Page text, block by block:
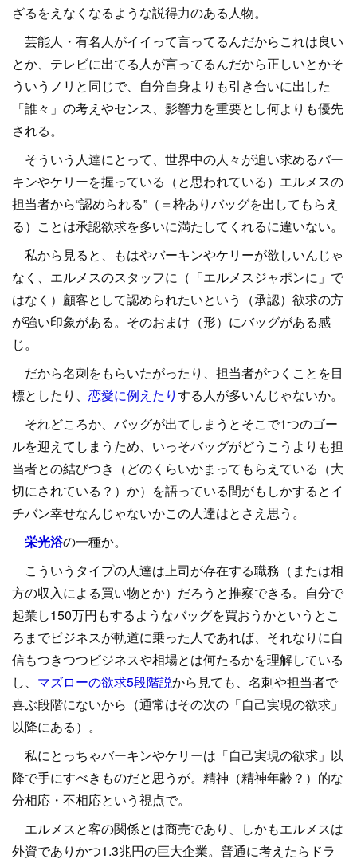
ざるをえなくなるような説得力のある人物。
芸能人・有名人がイイって言ってるんだからこれは良い
とか、テレビに出てる人が言ってるんだから正しいとかそ
ういうノリと同じで、自分自身よりも引き合いに出した
「誰々」の考えやセンス、影響力を重要とし何よりも優先
される。
そういう人達にとって、世界中の人々が追い求めるバー
キンやケリーを握っている（と思われている）エルメスの
担当者から“認められる”（＝枠ありバッグを出してもらえ
る）ことは承認欲求を多いに満たしてくれるに違いない。
私から見ると、もはやバーキンやケリーが欲しいんじゃ
なく、エルメスのスタッフに（「エルメスジャポンに」で
はなく）顧客として認められたいという（承認）欲求の方
が強い印象がある。そのおまけ（形）にバッグがある感
じ。
だから名刺をもらいたがったり、担当者がつくことを目
標としたり、 恋愛に例えたりする人が多いんじゃないか。
それどころか、バッグが出てしまうとそこで1つのゴー
ルを迎えてしまうため、いっそバッグがどうこうよりも担
当者との結びつき（どのくらいかまってもらえている（大
切にされている？）か）を語っている間がもしかするとイ
チバン幸せなんじゃないかこの人達はとさえ思う。
栄光浴の一種か。
こういうタイプの人達は上司が存在する職務（または相
方の収入による買い物とか）だろうと推察できる。自分で
起業し150万円もするようなバッグを買おうかというとこ
ろまでビジネスが軌道に乗った人であれば、それなりに自
信もつきつつビジネスや相場とは何たるかを理解している
し、 マズローの欲求5段階説から見ても、名刺や担当者で
喜ぶ段階にないから（通常はその次の「自己実現の欲求」
以降にある）。
私にとっちゃバーキンやケリーは「自己実現の欲求」以
降で手にすべきものだと思うが。精神（精神年齢？）的な
分相応・不相応という視点で。
エルメスと客の関係とは商売であり、しかもエルメスは
外資でありかつ1.3兆円の巨大企業。普通に考えたらドラ